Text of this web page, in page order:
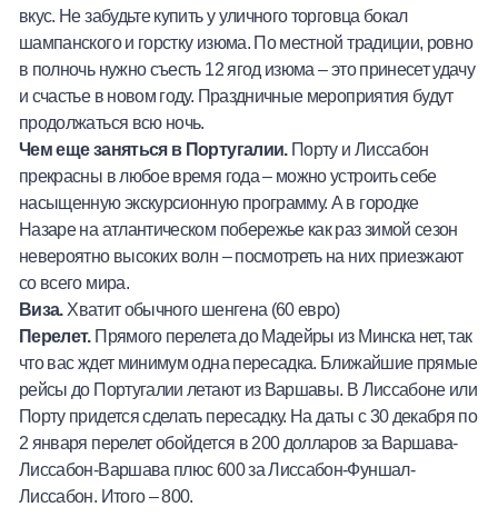
вкус. Не забудьте купить у уличного торговца бокал
шампанского и горстку изюма. По местной традиции, ровно
в полночь нужно съесть 12 ягод изюма – это принесет удачу
и счастье в новом году. Праздничные мероприятия будут
продолжаться всю ночь.
Чем еще заняться в Португалии.Порту и Лиссабон
прекрасны в любое время года – можно устроить себе
насыщенную экскурсионную программу. А в городке
Назаре на атлантическом побережье как раз зимой сезон
невероятно высоких волн – посмотреть на них приезжают
со всего мира.
Виза.Хватит обычного шенгена (60 евро)
Перелет.Прямого перелета до Мадейры из Минска нет, так
что вас ждет минимум одна пересадка. Ближайшие прямые
рейсы до Португалии летают из Варшавы. В Лиссабоне или
Порту придется сделать пересадку. На даты с 30 декабря по
2 января перелет обойдется в 200 долларов за Варшава-
Лиссабон-Варшава плюс 600 за Лиссабон-Фуншал-
Лиссабон. Итого – 800.